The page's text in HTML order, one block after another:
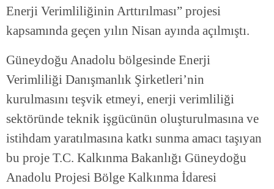
Enerji Verimliliğinin Arttırılması” projesi
kapsamında geçen yılın Nisan ayında açılmıştı.
Güneydoğu Anadolu bölgesinde Enerji
Verimliliği Danışmanlık Şirketleri’nin
kurulmasını teşvik etmeyi, enerji verimliliği
sektöründe teknik işgücünün oluşturulmasına ve
istihdam yaratılmasına katkı sunma amacı taşıyan
bu proje T.C. Kalkınma Bakanlığı Güneydoğu
Anadolu Projesi Bölge Kalkınma İdaresi